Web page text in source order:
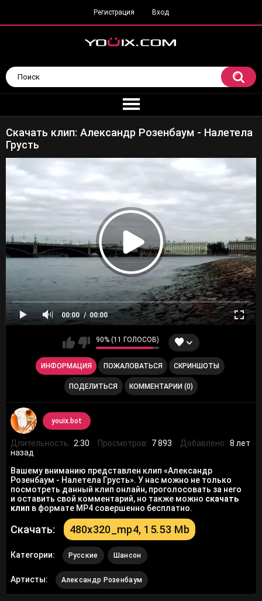
Регистрация Вход
Скачать клип: Александр Розенбаум - Налетела
Грусть
00:00 00:00
90% (11 ГОЛОСОВ)
ИНФОРМАЦИЯ ПОЖАЛОВАТЬСЯ СКРИНШОТЫ
ПОДЕЛИТЬСЯ КОММЕНТАРИИ (0)
youix.bot
Длительность: 2:30 Просмотров: 7 893 Добавлено: 8 лет
назад
Вашему вниманию представлен клип «Александр
Розенбаум - Налетела Грусть». У нас можно не только
посмотреть данный клип онлайн, проголосовать за него
и оставить свой комментарий, но также можно скачать
клип в формате MP4 совершенно бесплатно.
Скачать: 480x320_mp4, 15.53 Mb
Категории: Русские Шансон
Артисты: Александр Розенбаум